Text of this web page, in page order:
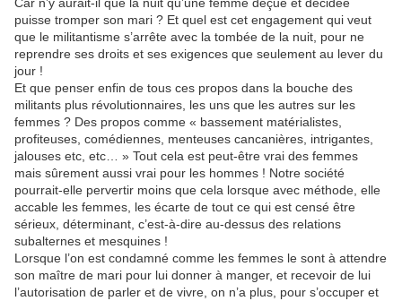
puisse tromper son mari ? Et quel est cet engagement qui veut
que le militantisme s’arrête avec la tombée de la nuit, pour ne
reprendre ses droits et ses exigences que seulement au lever du
jour !
Et que penser enfin de tous ces propos dans la bouche des
militants plus révolutionnaires, les uns que les autres sur les
femmes ? Des propos comme « bassement matérialistes,
profiteuses, comédiennes, menteuses cancanières, intrigantes,
jalouses etc, etc… » Tout cela est peut-être vrai des femmes
mais sûrement aussi vrai pour les hommes ! Notre société
pourrait-elle pervertir moins que cela lorsque avec méthode, elle
accable les femmes, les écarte de tout ce qui est censé être
sérieux, déterminant, c’est-à-dire au-dessus des relations
subalternes et mesquines !
Lorsque l’on est condamné comme les femmes le sont à attendre
son maître de mari pour lui donner à manger, et recevoir de lui
l’autorisation de parler et de vivre, on n’a plus, pour s’occuper et